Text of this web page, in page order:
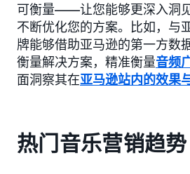
可衡量——让您能够更深入洞
不断优化您的方案。比如，与
牌能够借助亚马逊的第一方数
衡量解决方案，精准衡量音频
面洞察其在亚马逊站内的效果
热门音乐营销趋势